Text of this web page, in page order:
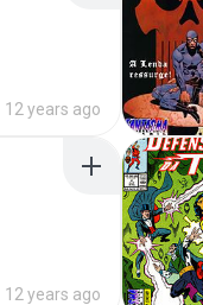
12 years ago
12 years ago